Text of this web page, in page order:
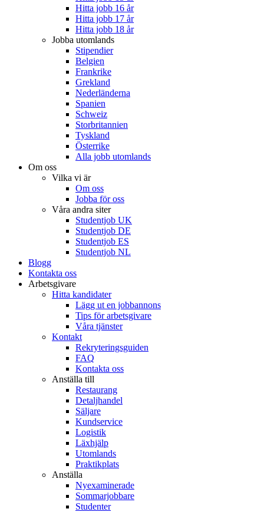
Hitta jobb 16 år
Hitta jobb 17 år
Hitta jobb 18 år
Jobba utomlands
Stipendier
Belgien
Frankrike
Grekland
Nederländerna
Spanien
Schweiz
Storbritannien
Tyskland
Österrike
Alla jobb utomlands
Om oss
Vilka vi är
Om oss
Jobba för oss
Våra andra siter
Studentjob UK
Studentjob DE
Studentjob ES
Studentjob NL
Blogg
Kontakta oss
Arbetsgivare
Hitta kandidater
Lägg ut en jobbannons
Tips för arbetsgivare
Våra tjänster
Kontakt
Rekryteringsguiden
FAQ
Kontakta oss
Anställa till
Restaurang
Detaljhandel
Säljare
Kundservice
Logistik
Läxhjälp
Utomlands
Praktikplats
Anställa
Nyexaminerade
Sommarjobbare
Studenter